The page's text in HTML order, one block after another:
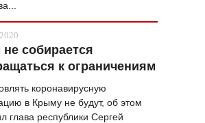
собирается
к ограничениям
коронавирусную
в Крыму не будут, об этом
глава республики Сергей